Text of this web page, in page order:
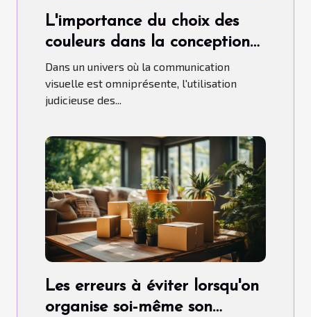
L'importance du choix des
couleurs dans la conception
de ballons publicitaires
hélium.
Dans un univers où la communication
visuelle est omniprésente, l'utilisation
judicieuse des...
Les erreurs à éviter lorsqu'on
organise soi-même son